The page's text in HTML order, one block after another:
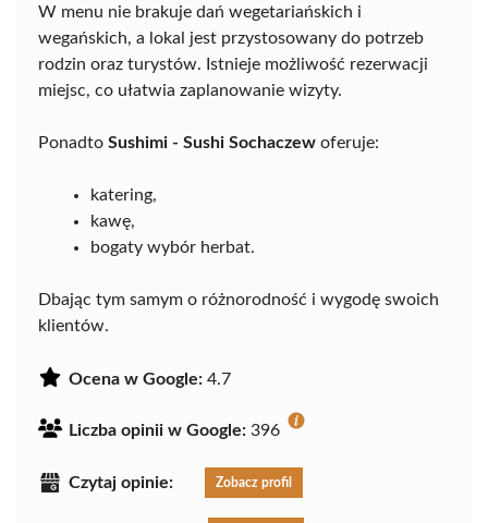
W menu nie brakuje dań wegetariańskich i
wegańskich, a lokal jest przystosowany do potrzeb
rodzin oraz turystów. Istnieje możliwość rezerwacji
miejsc, co ułatwia zaplanowanie wizyty.
Ponadto Sushimi - Sushi Sochaczew oferuje:
katering,
kawę,
bogaty wybór herbat.
Dbając tym samym o różnorodność i wygodę swoich
klientów.
Ocena w Google: 4.7
Liczba opinii w Google: 396
Czytaj opinie: Zobacz profil